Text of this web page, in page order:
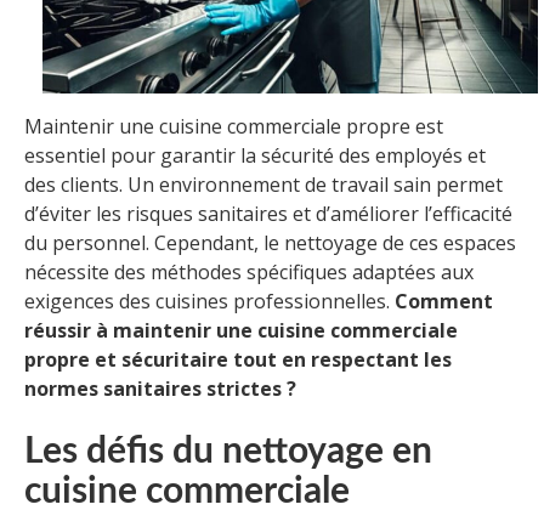
Maintenir une cuisine commerciale propre est
essentiel pour garantir la sécurité des employés et
des clients. Un environnement de travail sain permet
d’éviter les risques sanitaires et d’améliorer l’efficacité
du personnel. Cependant, le nettoyage de ces espaces
nécessite des méthodes spécifiques adaptées aux
exigences des cuisines professionnelles. Comment
réussir à maintenir une cuisine commerciale
propre et sécuritaire tout en respectant les
normes sanitaires strictes ?
Les défis du nettoyage en
cuisine commerciale